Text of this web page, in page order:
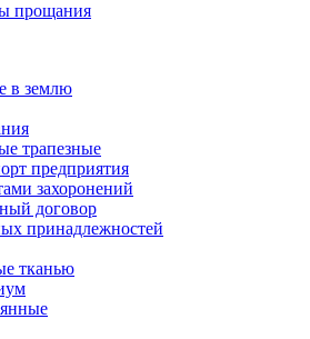
прощания
в землю
трапезные
предприятия
захоронений
договор
принадлежностей
тканью